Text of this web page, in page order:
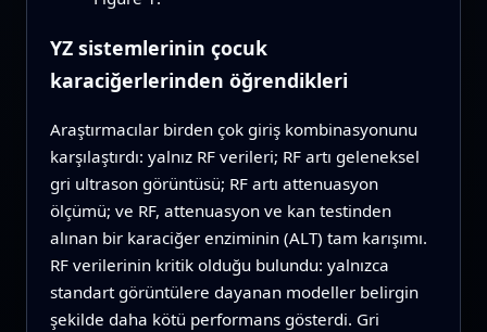
YZ sistemlerinin çocuk
karaciğerlerinden öğrendikleri
Araştırmacılar birden çok giriş kombinasyonunu
karşılaştırdı: yalnız RF verileri; RF artı geleneksel
gri ultrason görüntüsü; RF artı attenuasyon
ölçümü; ve RF, attenuasyon ve kan testinden
alınan bir karaciğer enziminin (ALT) tam karışımı.
RF verilerinin kritik olduğu bulundu: yalnızca
standart görüntülere dayanan modeller belirgin
şekilde daha kötü performans gösterdi. Gri